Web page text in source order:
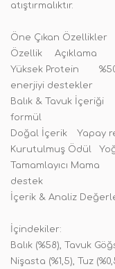
atıştırmalıktır.
Öne Çıkan Özellikler
Özellik
Açıklama
Yüksek Protein
enerjiyi destekler
Balık & Tavuk İçeriği
formül
Doğal İçerik
Yapay
Kurutulmuş Ödül
Tamamlayıcı Mama
destek
İçerik & Analiz
İçindekiler:
Balık (%58), Tavuk
Nişasta (%1,5), Tuz